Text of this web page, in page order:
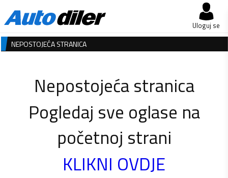
Uloguj se
NEPOSTOJEĆA STRANICA
Nepostojeća stranica
Pogledaj sve oglase na
početnoj strani
KLIKNI OVDJE